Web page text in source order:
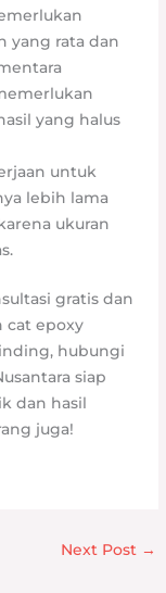
yang rata dan
yang halus
untuk
lebih lama
ukuran
gratis dan
cat epoxy
hubungi
siap
dan hasil
juga!
Next Post →